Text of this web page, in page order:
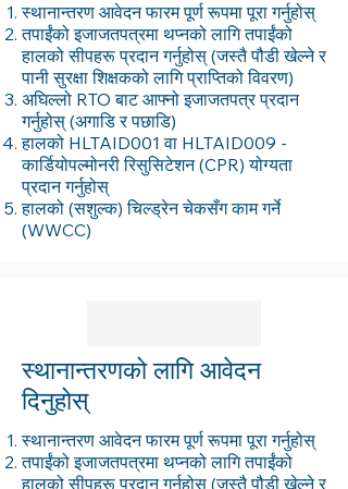
स्थानान्तरण आवेदन फारम पूर्ण रूपमा पूरा गर्नुहोस्
तपाईंको इजाजतपत्रमा थप्नको लागि तपाईंको
हालको सीपहरू प्रदान गर्नुहोस् (जस्तै पौडी खेल्ने र
पानी सुरक्षा शिक्षकको लागि प्राप्तिको विवरण)
अघिल्लो RTO बाट आफ्नो इजाजतपत्र प्रदान
गर्नुहोस् (अगाडि र पछाडि)
हालको HLTAID001 वा HLTAID009 -
कार्डियोपल्मोनरी रिसुसिटेशन (CPR) योग्यता
प्रदान गर्नुहोस्
हालको (सशुल्क) चिल्ड्रेन चेकसँग काम गर्ने
(WWCC)
स्थानान्तरणको लागि आवेदन
दिनुहोस्
स्थानान्तरण आवेदन फारम पूर्ण रूपमा पूरा गर्नुहोस्
तपाईंको इजाजतपत्रमा थप्नको लागि तपाईंको
हालको सीपहरू प्रदान गर्नुहोस् (जस्तै पौडी खेल्ने र